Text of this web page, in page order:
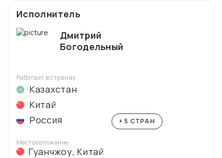
Исполнитель
Дмитрий
Богодельный
Работает в странах
Казахстан
Китай
Россия
+ 5 СТРАН
Местоположение
Гуанчжоу, Китай